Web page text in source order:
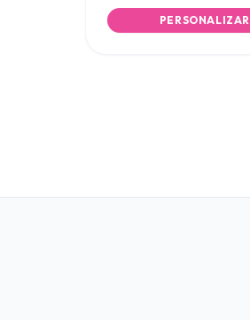
PERSONALIZAR